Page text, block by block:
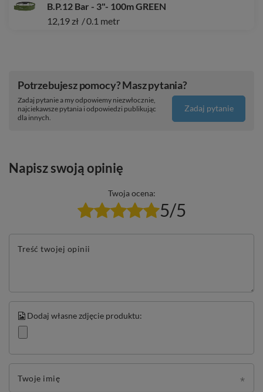
B.P.12 Bar - 3"- 100m GREEN
12,19 zł /0.1 metr
Potrzebujesz pomocy? Masz pytania?
Zadaj pytanie a my odpowiemy niezwłocznie,
najciekawsze pytania i odpowiedzi publikując
dla innych.
Zadaj pytanie
Napisz swoją opinię
Twoja ocena:
5/5
Treść twojej opinii
Dodaj własne zdjęcie produktu:
Twoje imię